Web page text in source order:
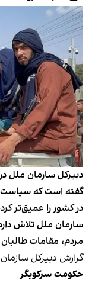
دبیرکل سازمان ملل
گفته است که
در کشور را عمیق‌تر
سازمان ملل تلاش
مردم، مقامات
گزارش دبیرکل سازمان ملل
حکومت سرکوبگر